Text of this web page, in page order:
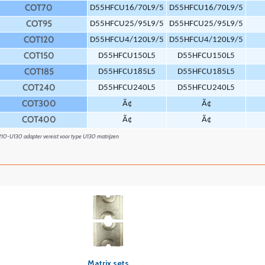
COT70 D55HFCU16/70L9/5 D55HFCU16/70L9/5
COT95 D55HFCU25/95L9/5 D55HFCU25/95L9/5
COT120 D55HFCU4/120L9/5 D55HFCU4/120L9/5
COT150 D55HFCU150L5 D55HFCU150L5
COT185 D55HFCU185L5 D55HFCU185L5
COT240 D55HFCU240L5 D55HFCU240L5
COT300 Ã¢ Ã¢
COT400 Ã¢ Ã¢
U130 adapter vereist voor type U130 matrijzen
Snel overzicht